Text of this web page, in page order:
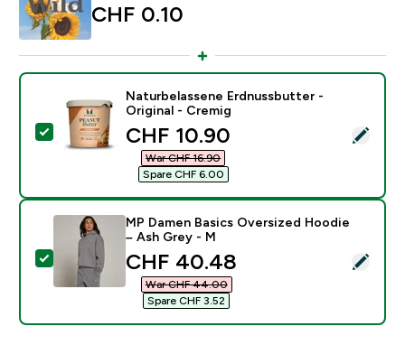
CHF 0.10‎
Dieses Produkt ausw�hlen - Naturbelassene
Naturbelassene Erdnussbutter -
Original - Cremig
discounted price
CHF 10.90‎
War CHF 16.90‎
Spare CHF 6.00‎
Dieses Produkt ausw�hlen - MP Damen Basics
MP Damen Basics Oversized Hoodie
– Ash Grey - M
discounted price
CHF 40.48‎
War CHF 44.00‎
Spare CHF 3.52‎